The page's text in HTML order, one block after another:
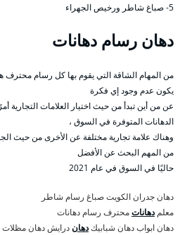
5- صباغ شاطر ورخيص الجهراء
دهان رسام دهانات
من المهام الشاقة التي يقوم بها كل رسام محترف
يكون عدم وجود إي فكرة
عن من أين تبدأ من حيث اختيار العلامات التجارية
الدهانات المتوفرة في السوق ،
وهناك علامة تجارية مختلفة عن الأخرى من حيث
من المهم البحث عن الأفضل
حاليًا في السوق في عام 2021
دهان جدران الكويت صباغ رسام شاطر
معلمدهاناتمحترف رسام دهانات
دهان ابواب دهان شبابيكدهاندرايش دهان مظلات